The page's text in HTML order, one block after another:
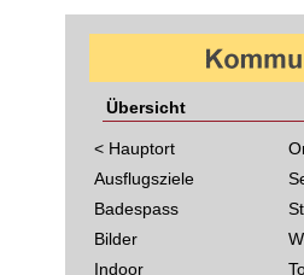
Übersicht
< Hauptort
Ausflugsziele
Badespass
Bilder
Indoor